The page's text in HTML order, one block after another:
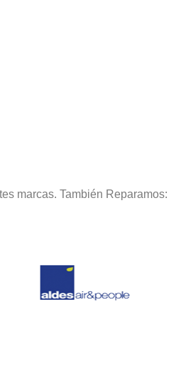
marcas. También Reparamos: